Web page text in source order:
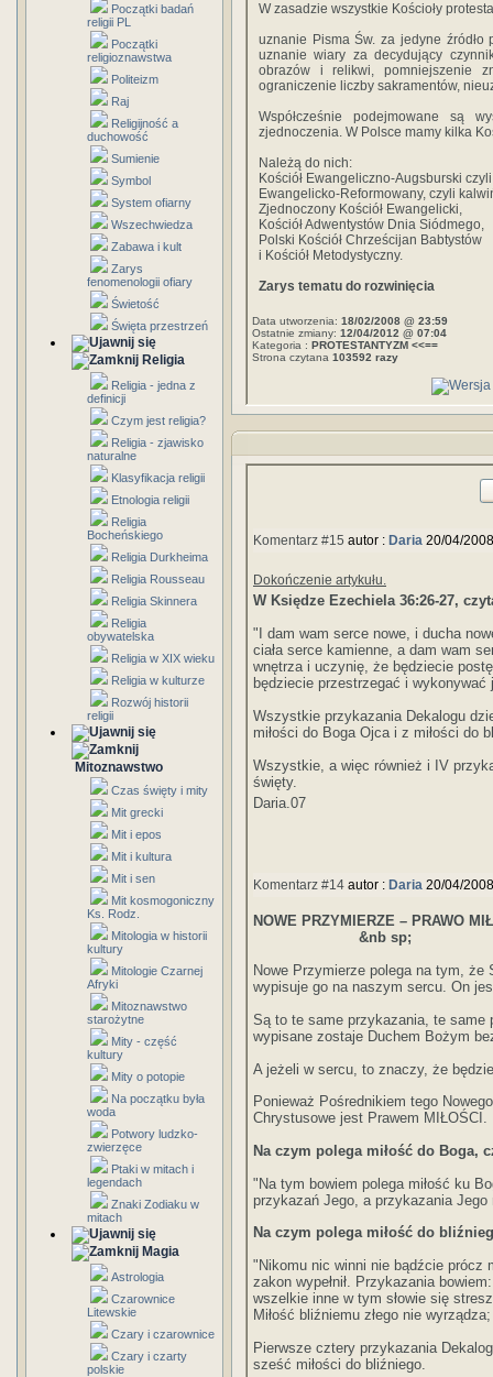
Początki badań
religii PL
Początki
religioznawstwa
Politeizm
Raj
Religijność a
duchowość
Sumienie
Symbol
System ofiarny
Wszechwiedza
Zabawa i kult
Zarys
fenomenologii ofiary
Świetość
Święta przestrzeń
Religia
Religia - jedna z
definicji
Czym jest religia?
Religia - zjawisko
naturalne
Klasyfikacja religii
Etnologia religii
Religia
Bocheńskiego
Religia Durkheima
Religia Rousseau
Religia Skinnera
Religia
obywatelska
Religia w XIX wieku
Religia w kulturze
Rozwój historii
religii
Mitoznawstwo
Czas święty i mity
Mit grecki
Mit i epos
Mit i kultura
Mit i sen
Mit kosmogoniczny
Ks. Rodz.
Mitologia w historii
kultury
Mitologie Czarnej
Afryki
Mitoznawstwo
starożytne
Mity - część
kultury
Mity o potopie
Na początku była
woda
Potwory ludzko-
zwierzęce
Ptaki w mitach i
legendach
Znaki Zodiaku w
mitach
Magia
Astrologia
Czarownice
Litewskie
Czary i czarownice
Czary i czarty
polskie
W zasadzie wszystkie Kościoły
uznanie Pisma Św. za jedyne
uznanie wiary za decydujący
obrazów i relikwi, pomniejszenie
ograniczenie liczby sakramentów,
Współcześnie podejmowane są
zjednoczenia. W Polsce mamy kilka
Należą do nich:
Kościół Ewangeliczno-Augsburski
Ewangelicko-Reformowany, czyli
Zjednoczony Kościół Ewangelicki,
Kościół Adwentystów Dnia Siódmego,
Polski Kościół Chrześcijan Babtystów
i Kościół Metodystyczny.
Zarys tematu do rozwinięcia
Data utworzenia: 18/02/2008 @ 23:59
Ostatnie zmiany: 12/04/2012 @ 07:04
Kategoria : PROTESTANTYZM <<==
Strona czytana 103592 razy
Komentarz #15 autor : Daria 20/04/
Dokończenie artykułu.
W Księdze Ezechiela 36:26-27,
"I dam wam serce nowe, i ducha
ciała serce kamienne, a dam wam
wnętrza i uczynię, że będziecie
będziecie przestrzegać i wykonywać
Wszystkie przykazania Dekalogu
miłości do Boga Ojca i z miłości do
Wszystkie, a więc również i IV
święty.
Daria.07
Komentarz #14 autor : Daria 20/04/
NOWE PRZYMIERZE – PRAWO
&nb sp;
Nowe Przymierze polega na tym,
wypisuje go na naszym sercu. On
Są to te same przykazania, te same
wypisane zostaje Duchem Bożym
A jeżeli w sercu, to znaczy, że
Ponieważ Pośrednikiem tego
Chrystusowe jest Prawem MIŁOŚCI.
Na czym polega miłość do Boga,
"Na tym bowiem polega miłość ku
przykazań Jego, a przykazania Jego
Na czym polega miłość do
"Nikomu nic winni nie bądźcie prócz
zakon wypełnił. Przykazania
wszelkie inne w tym słowie się
Miłość bliźniemu złego nie wyrządza;
Pierwsze cztery przykazania
sześć miłości do bliźniego.